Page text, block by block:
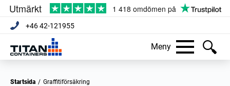
+46 42-121955
Meny
Startsida / Graffitiförsäkring